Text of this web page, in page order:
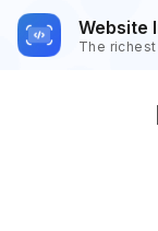
Website
The